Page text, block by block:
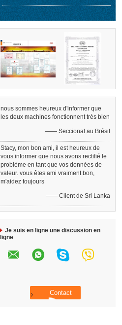
nous sommes heureux d'informer que
les deux machines fonctionnent très bien
—— Seccional au Brésil
Stacy, mon bon ami, il est heureux de
vous informer que nous avons rectifié le
problème en tant que vos données de
valeur. vous êtes ami vraiment bon,
m'aidez toujours
—— Client de Sri Lanka
Je suis en ligne une discussion en
ligne